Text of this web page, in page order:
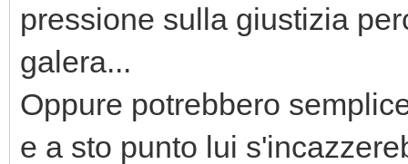
pressione sulla giustizia
galera...
Oppure potrebbero
e a sto punto lui